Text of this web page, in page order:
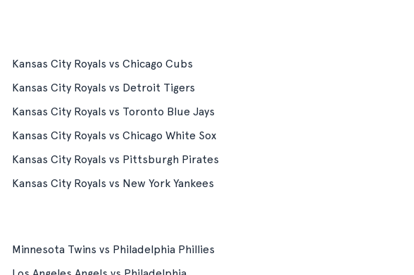
Kansas City Royals vs Chicago Cubs
Kansas City Royals vs Detroit Tigers
Kansas City Royals vs Toronto Blue Jays
Kansas City Royals vs Chicago White Sox
Kansas City Royals vs Pittsburgh Pirates
Kansas City Royals vs New York Yankees
Minnesota Twins vs Philadelphia Phillies